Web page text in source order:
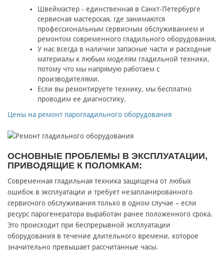
Швеймастер - единственная в Санкт-Петербурге
сервисная мастерская, где занимаются
профессиональным сервисным обслуживанием и
ремонтом современного гладильного оборудования.
У нас всегда в наличии запасные части и расходные
материалы к любым моделям гладильной техники,
потому что мы напрямую работаем с
производителями.
Если вы ремонтируете технику, мы бесплатно
проводим ее диагностику.
Цены на ремонт парогладильного оборудования
ОСНОВНЫЕ ПРОБЛЕМЫ В ЭКСПЛУАТАЦИИ,
ПРИВОДЯЩИЕ К ПОЛОМКАМ:
Современная гладильная техника защищена от любых
ошибок в эксплуатации и требует незапланированного
сервисного обслуживания только в одном случае – если
ресурс парогенератора выработан ранее положенного срока.
Это происходит при беспрерывной эксплуатации
оборудования в течение длительного времени, которое
значительно превышает рассчитанные часы.